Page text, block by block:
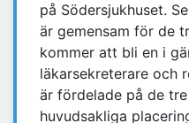
på Södersjukhuset.
är gemensam för de
kommer att bli en i
läkarsekreterare och
är fördelade på de
huvudsakliga